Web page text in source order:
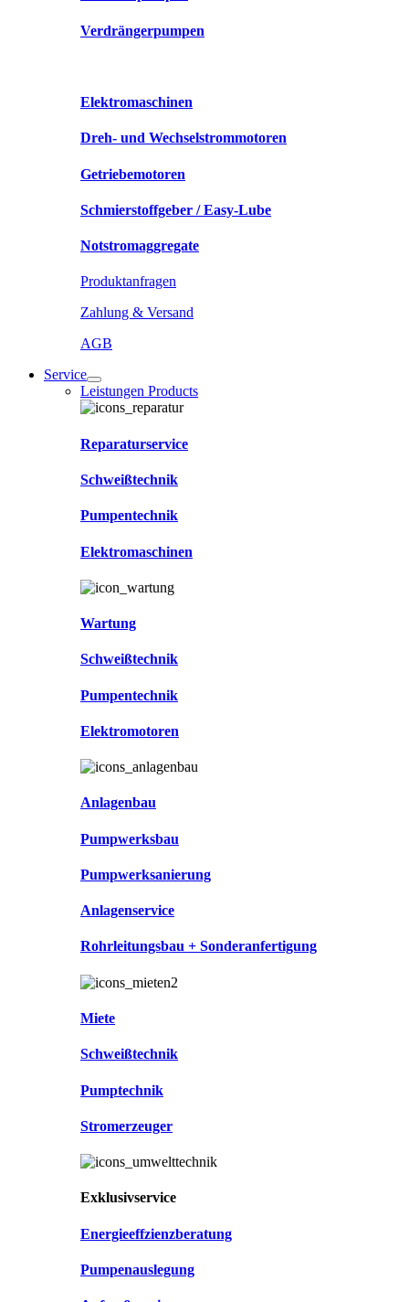
Verdrängerpumpen
Elektromaschinen
Dreh- und Wechselstrommotoren
Getriebemotoren
Schmierstoffgeber / Easy-Lube
Notstromaggregate
Produktanfragen
Zahlung & Versand
AGB
Service
Leistungen Products
Reparaturservice
Schweißtechnik
Pumpentechnik
Elektromaschinen
Wartung
Schweißtechnik
Pumpentechnik
Elektromotoren
Anlagenbau
Pumpwerksbau
Pumpwerksanierung
Anlagenservice
Rohrleitungsbau + Sonderanfertigung
Miete
Schweißtechnik
Pumptechnik
Stromerzeuger
Exklusivservice
Energieeffzienzberatung
Pumpenauslegung